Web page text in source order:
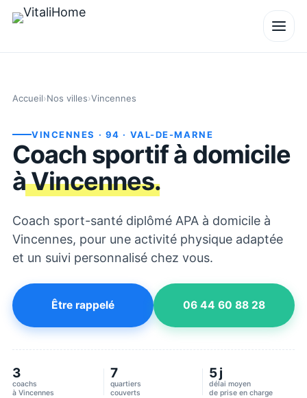
Accueil›Nos villes›Vincennes
VINCENNES · 94 · VAL-DE-MARNE
Coach sportif à domicile
àVincennes.
Coach sport-santé diplômé APA à domicile à
Vincennes, pour une activité physique adaptée
et un suivi personnalisé chez vous.
Être rappelé 06 44 60 88 28
3
coachs
à Vincennes
7
quartiers
couverts
5 j
délai moyen
de prise en charge